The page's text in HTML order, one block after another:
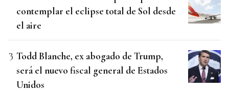
contemplar el eclipse total de Sol desde
el aire
Todd Blanche, ex abogado de Trump,
será el nuevo fiscal general de Estados
Unidos